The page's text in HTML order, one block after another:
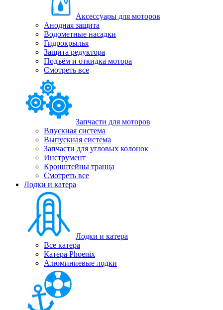
Аксессуары для моторов
Анодная защита
Водометные насадки
Гидрокрылья
Защита редуктора
Подъём и откидка мотора
Смотреть все
Запчасти для моторов
Впускная система
Выпускная система
Запчасти для угловых колонок
Инструмент
Кронштейны транца
Смотреть все
Лодки и катера
Лодки и катера
Все катера
Катера Phoenix
Алюминиевые лодки